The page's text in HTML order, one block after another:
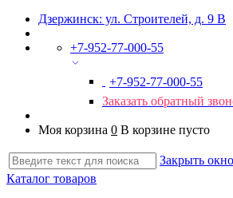
Дзержинск: ул. Строителей, д. 9 В
+7-952-77-000-55
+7-952-77-000-55
Заказать обратный
Моя корзина 0 В корзине пусто
Закрыть окно
Каталог товаров